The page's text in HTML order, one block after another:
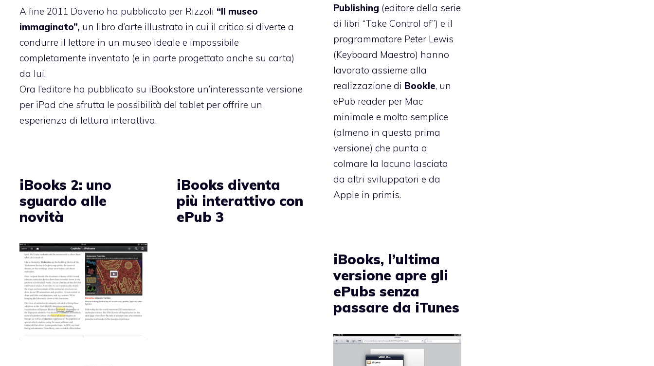
A fine 2011 Daverio ha pubblicato per Rizzoli “Il museo
immaginato”, un libro d’arte illustrato in cui il critico si diverte a
condurre il lettore in un museo ideale e impossibile
completamente inventato (e in parte progettato anche su carta)
da lui.
Ora l’editore ha pubblicato su iBookstore un’interessante versione
per iPad che sfrutta le possibilità del tablet per offrire un
esperienza di lettura interattiva.
Publishing (editore della serie
di libri “Take Control of”) e il
programmatore Peter Lewis
(Keyboard Maestro) hanno
lavorato assieme alla
realizzazione di Bookle, un
ePub reader per Mac
minimale e molto semplice
(almeno in questa prima
versione) che punta a
colmare la lacuna lasciata
da altri sviluppatori e da
Apple in primis.
iBooks 2: uno
sguardo alle
novità
iBooks diventa
più interattivo con
ePub 3
iBooks, l’ultima
versione apre gli
ePubs senza
passare da iTunes